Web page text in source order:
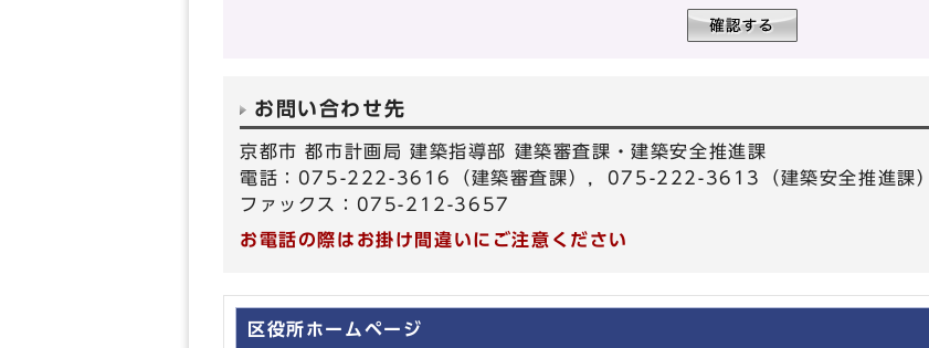
お問い合わせ先
京都市 都市計画局 建築指導部 建築審査課・建築安全推進課
電話：075-222-3616（建築審査課），075-222-3613（建築安全推進課）
ファックス：075-212-3657
お電話の際はお掛け間違いにご注意ください
区役所ホームページ